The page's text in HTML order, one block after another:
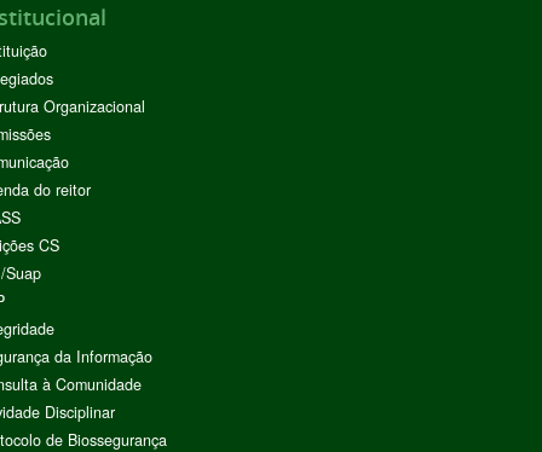
Organizacional
do reitor
CS
Suap
da Informação
à Comunidade
Disciplinar
de Biossegurança